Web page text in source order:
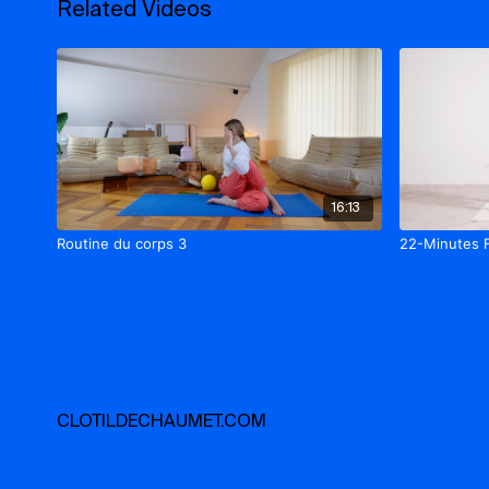
Related Videos
16:13
Routine du corps 3 22-Minutes
CLOTILDECHAUMET.COM